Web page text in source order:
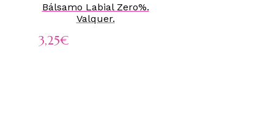
Bálsamo Labial Zero%.
Valquer.
3,25€